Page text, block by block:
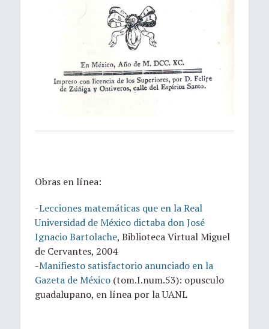
Obras en línea:
-Lecciones matemáticas que en la Real
Universidad de México dictaba don José
Ignacio Bartolache, Biblioteca Virtual Miguel
de Cervantes, 2004
-Manifiesto satisfactorio anunciado en la
Gazeta de México (tom.I.num.53): opusculo
guadalupano, en línea por la UANL